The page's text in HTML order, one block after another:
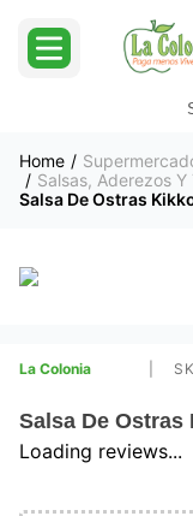
Salsas, Aderezos
Salsa De Ostras
La Colonia
Salsa De Ostras
Loading reviews...